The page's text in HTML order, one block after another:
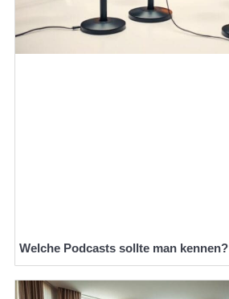
Welche Podcasts sollte man kennen?